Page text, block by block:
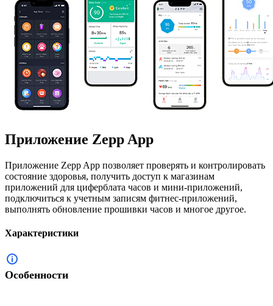
Приложение Zepp App
Приложение Zepp App позволяет проверять и контролировать
состояние здоровья, получить доступ к магазинам
приложений для циферблата часов и мини-приложений,
подключиться к учетным записям фитнес-приложений,
выполнять обновление прошивки часов и многое другое.
Характеристики
Особенности